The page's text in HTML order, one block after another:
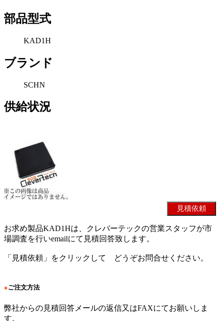
部品型式
KAD1H
ブランド
SCHN
供給状況
お求め製品KAD1Hは、クレバーテックの営業スタッフが市
場調査を行いemailにて見積回答致します。
「見積依頼」をクリックして どうぞお問合せください。
●ご注文方法
弊社からの見積回答メールの返信又はFAXにてお願いしま
す。